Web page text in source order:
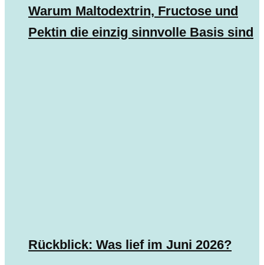
Warum Maltodextrin, Fructose und
Pektin die einzig sinnvolle Basis sind
Rückblick: Was lief im Juni 2026?